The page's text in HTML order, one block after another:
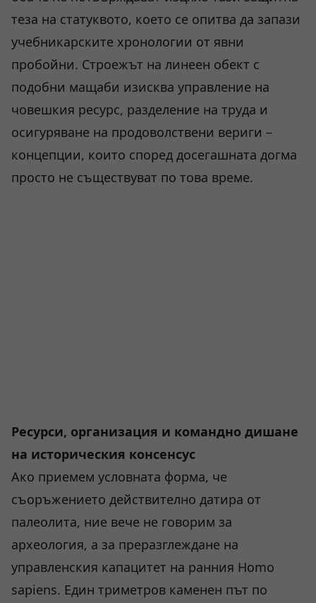
теза на статуквото, което се опитва да запази
учебникарските хронологии от явни
пробойни. Строежът на линеен обект с
подобни мащаби изисква управление на
човешкия ресурс, разделение на труда и
осигуряване на продоволствени вериги –
концепции, които според досегашната догма
просто не съществуват по това време.
Ресурси, организация и командно дишане
на историческия консенсус
Ако приемем условната форма, че
съоръжението действително датира от
палеолита, ние вече не говорим за
археология, а за преразглеждане на
управленския капацитет на ранния Homo
sapiens. Един триметров каменен път по